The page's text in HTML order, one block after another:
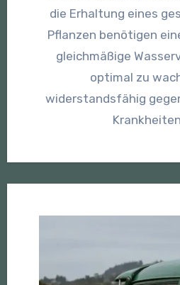
die Erhaltung eines
Pflanzen benötigen
gleichmäßige
optimal zu
widerstandsfähig